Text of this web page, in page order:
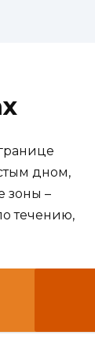
дном,
зоны –
течению,